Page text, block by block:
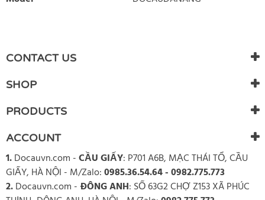
There are currently no product reviews. Be the first who write
review
CONTACT US
SHOP
PRODUCTS
ACCOUNT
1.Docauvn.com -CẦU GIẤY: P701 A6B, MẠC THÁI TỔ, CẦU
GIẤY, HÀ NỘI - M/Zalo:0985.36.54.64 - 0982.775.773
2.Docauvn.com - ĐÔNG ANH: SỐ 63G2 CHỢ Z153 XÃ PHÚC